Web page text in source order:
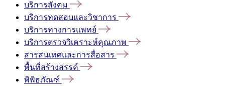
บริการสังคม
บริการทดสอบและวิชาการ
บริการทางการแพทย์
บริการตรวจวิเคราะห์คุณภาพ
สารสนเทศและการสื่อสาร
พื้นที่สร้างสรรค์
พิพิธภัณฑ์